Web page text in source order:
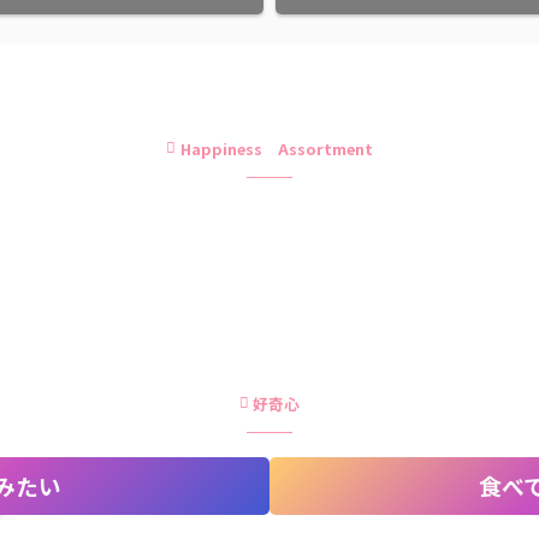
Happiness Assortment
好奇心
たい 食べ